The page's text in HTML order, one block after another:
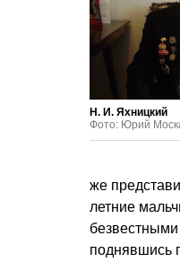
Н. И. Яхницкий
Фото: Юрий
же
летние
поднявшись